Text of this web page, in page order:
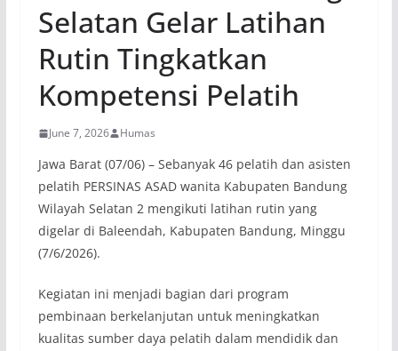
Selatan Gelar Latihan
Rutin Tingkatkan
Kompetensi Pelatih
June 7, 2026 Humas
Jawa Barat (07/06) – Sebanyak 46 pelatih dan asisten
pelatih PERSINAS ASAD wanita Kabupaten Bandung
Wilayah Selatan 2 mengikuti latihan rutin yang
digelar di Baleendah, Kabupaten Bandung, Minggu
(7/6/2026).
Kegiatan ini menjadi bagian dari program
pembinaan berkelanjutan untuk meningkatkan
kualitas sumber daya pelatih dalam mendidik dan